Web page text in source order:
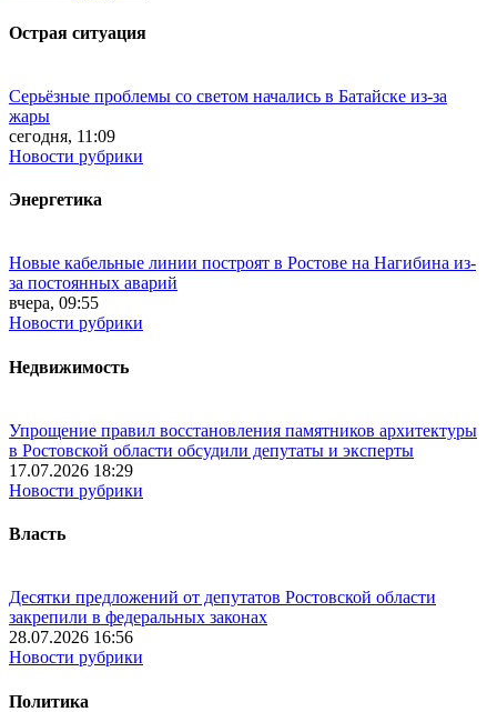
Острая ситуация
Серьёзные проблемы со светом начались в Батайске из-за
жары
сегодня, 11:09
Новости рубрики
Энергетика
Новые кабельные линии построят в Ростове на Нагибина из-
за постоянных аварий
вчера, 09:55
Новости рубрики
Недвижимость
Упрощение правил восстановления памятников архитектуры
в Ростовской области обсудили депутаты и эксперты
17.07.2026 18:29
Новости рубрики
Власть
Десятки предложений от депутатов Ростовской области
закрепили в федеральных законах
28.07.2026 16:56
Новости рубрики
Политика